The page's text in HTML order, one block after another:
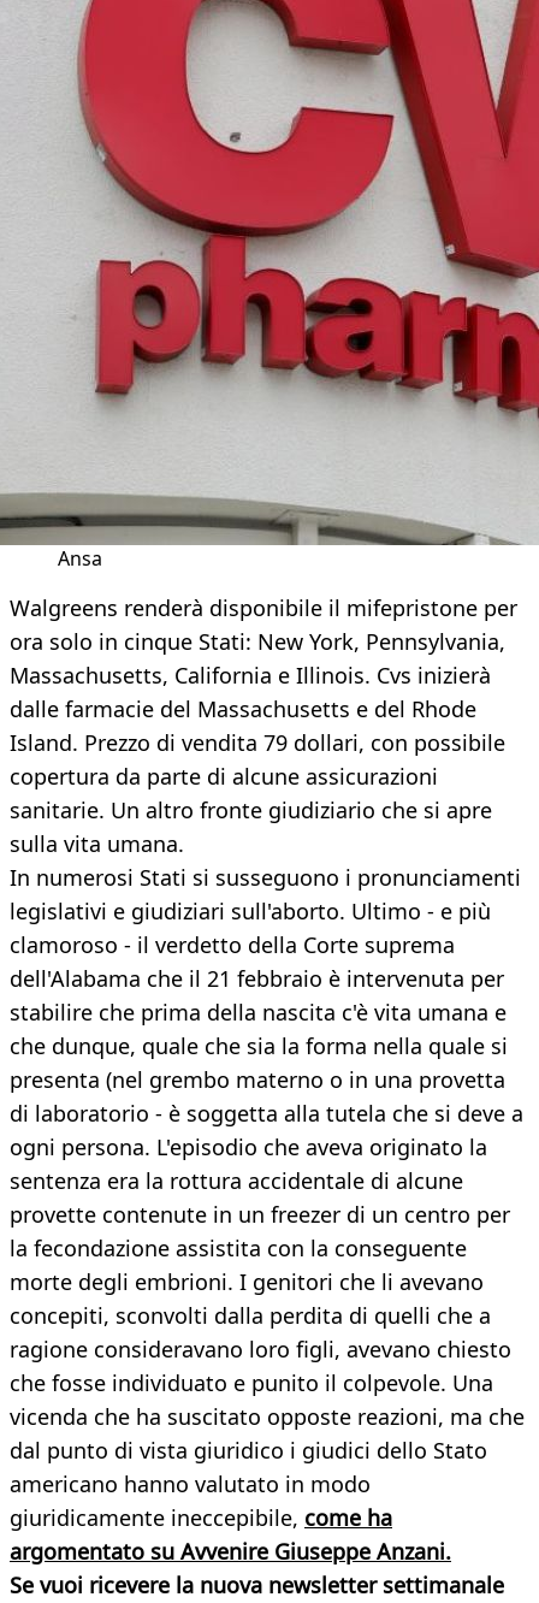
Ansa
Walgreens renderà disponibile il mifepristone per
ora solo in cinque Stati: New York, Pennsylvania,
Massachusetts, California e Illinois. Cvs inizierà
dalle farmacie del Massachusetts e del Rhode
Island. Prezzo di vendita 79 dollari, con possibile
copertura da parte di alcune assicurazioni
sanitarie. Un altro fronte giudiziario che si apre
sulla vita umana.
In numerosi Stati si susseguono i pronunciamenti
legislativi e giudiziari sull'aborto. Ultimo - e più
clamoroso - il verdetto della Corte suprema
dell'Alabama che il 21 febbraio è intervenuta per
stabilire che prima della nascita c'è vita umana e
che dunque, quale che sia la forma nella quale si
presenta (nel grembo materno o in una provetta
di laboratorio - è soggetta alla tutela che si deve a
ogni persona. L'episodio che aveva originato la
sentenza era la rottura accidentale di alcune
provette contenute in un freezer di un centro per
la fecondazione assistita con la conseguente
morte degli embrioni. I genitori che li avevano
concepiti, sconvolti dalla perdita di quelli che a
ragione consideravano loro figli, avevano chiesto
che fosse individuato e punito il colpevole. Una
vicenda che ha suscitato opposte reazioni, ma che
dal punto di vista giuridico i giudici dello Stato
americano hanno valutato in modo
giuridicamente ineccepibile, come ha
argomentato su Avvenire Giuseppe Anzani.
Se vuoi ricevere la nuova newsletter settimanale